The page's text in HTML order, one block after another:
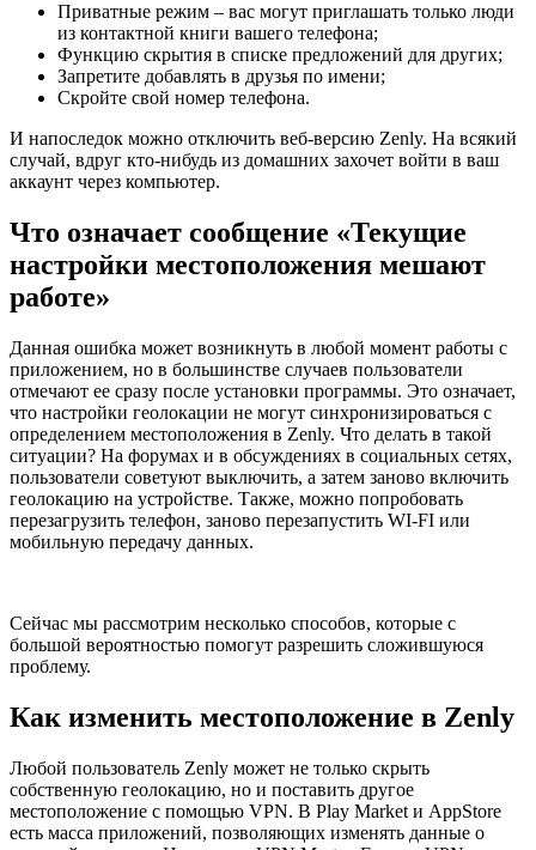
Приватные режим – вас могут приглашать только люди
из контактной книги вашего телефона;
Функцию скрытия в списке предложений для других;
Запретите добавлять в друзья по имени;
Скройте свой номер телефона.
И напоследок можно отключить веб-версию Zenly. На всякий
случай, вдруг кто-нибудь из домашних захочет войти в ваш
аккаунт через компьютер.
Что означает сообщение «Текущие
настройки местоположения мешают
работе»
Данная ошибка может возникнуть в любой момент работы с
приложением, но в большинстве случаев пользователи
отмечают ее сразу после установки программы. Это означает,
что настройки геолокации не могут синхронизироваться с
определением местоположения в Zenly. Что делать в такой
ситуации? На форумах и в обсуждениях в социальных сетях,
пользователи советуют выключить, а затем заново включить
геолокацию на устройстве. Также, можно попробовать
перезагрузить телефон, заново перезапустить WI-FI или
мобильную передачу данных.
Сейчас мы рассмотрим несколько способов, которые с
большой вероятностью помогут разрешить сложившуюся
проблему.
Как изменить местоположение в Zenly
Любой пользователь Zenly может не только скрыть
собственную геолокацию, но и поставить другое
местоположение с помощью VPN. В Play Market и AppStore
есть масса приложений, позволяющих изменять данные о